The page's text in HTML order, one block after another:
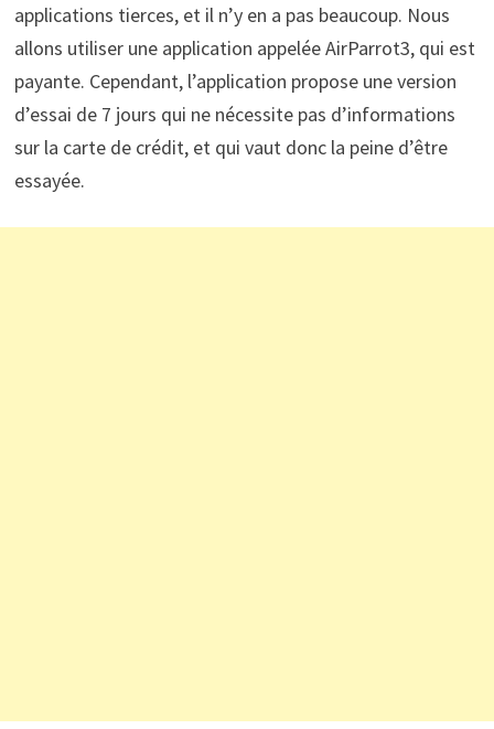
applications tierces, et il n’y en a pas beaucoup. Nous
allons utiliser une application appelée AirParrot3, qui est
payante. Cependant, l’application propose une version
d’essai de 7 jours qui ne nécessite pas d’informations
sur la carte de crédit, et qui vaut donc la peine d’être
essayée.